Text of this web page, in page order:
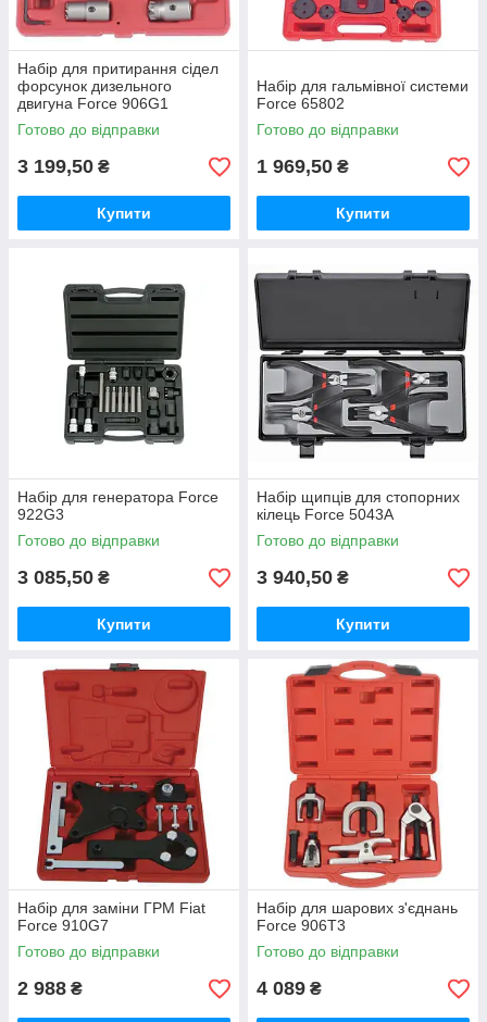
Набір для притирання сідел
форсунок дизельного
двигуна Force 906G1
Готово до відправки
3 199,50 ₴
Купити
Набір для гальмівної системи
Force 65802
Готово до відправки
1 969,50 ₴
Купити
Набір для генератора Force
922G3
Готово до відправки
3 085,50 ₴
Купити
Набір щипців для стопорних
кілець Force 5043A
Готово до відправки
3 940,50 ₴
Купити
Набір для заміни ГРМ Fiat
Force 910G7
Готово до відправки
2 988 ₴
Набір для шарових з'єднань
Force 906T3
Готово до відправки
4 089 ₴